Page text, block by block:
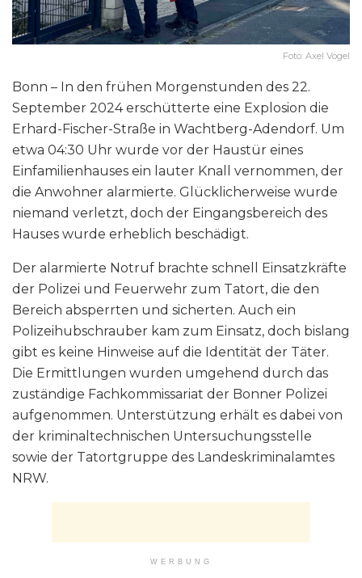
Foto: Axel Vogel
Bonn – In den frühen Morgenstunden des 22.
September 2024 erschütterte eine Explosion die
Erhard-Fischer-Straße in Wachtberg-Adendorf. Um
etwa 04:30 Uhr wurde vor der Haustür eines
Einfamilienhauses ein lauter Knall vernommen, der
die Anwohner alarmierte. Glücklicherweise wurde
niemand verletzt, doch der Eingangsbereich des
Hauses wurde erheblich beschädigt.
Der alarmierte Notruf brachte schnell Einsatzkräfte
der Polizei und Feuerwehr zum Tatort, die den
Bereich absperrten und sicherten. Auch ein
Polizeihubschrauber kam zum Einsatz, doch bislang
gibt es keine Hinweise auf die Identität der Täter.
Die Ermittlungen wurden umgehend durch das
zuständige Fachkommissariat der Bonner Polizei
aufgenommen. Unterstützung erhält es dabei von
der kriminaltechnischen Untersuchungsstelle
sowie der Tatortgruppe des Landeskriminalamtes
NRW.
WERBUNG